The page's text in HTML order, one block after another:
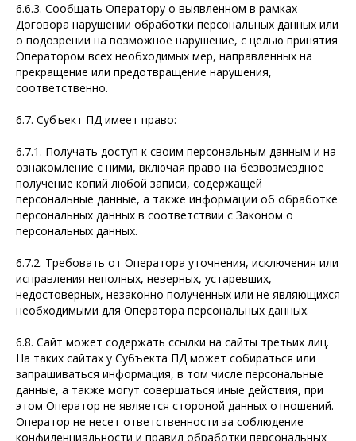
6.6.3. Сообщать Оператору о выявленном в рамках
Договора нарушении обработки персональных данных или
о подозрении на возможное нарушение, с целью принятия
Оператором всех необходимых мер, направленных на
прекращение или предотвращение нарушения,
соответственно.
6.7. Субъект ПД имеет право:
6.7.1. Получать доступ к своим персональным данным и на
ознакомление с ними, включая право на безвозмездное
получение копий любой записи, содержащей
персональные данные, а также информации об обработке
персональных данных в соответствии с Законом о
персональных данных.
6.7.2. Требовать от Оператора уточнения, исключения или
исправления неполных, неверных, устаревших,
недостоверных, незаконно полученных или не являющихся
необходимыми для Оператора персональных данных.
6.8. Сайт может содержать ссылки на сайты третьих лиц.
На таких сайтах у Субъекта ПД может собираться или
запрашиваться информация, в том числе персональные
данные, а также могут совершаться иные действия, при
этом Оператор не является стороной данных отношений.
Оператор не несет ответственности за соблюдение
конфиденциальности и правил обработки персональных